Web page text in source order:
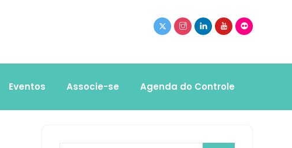
Eventos Associe-se Agenda do Controle